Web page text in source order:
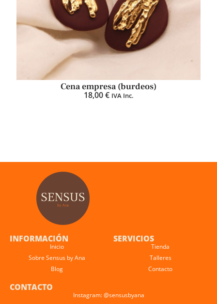
Cena empresa (burdeos)
18,00€ IVA Inc.
INFORMACIÓN
Inicio
Sobre Sensus by Ana
Blog
SERVICIOS
Tienda
Talleres
Contacto
CONTACTO
Instagram: @sensusbyana